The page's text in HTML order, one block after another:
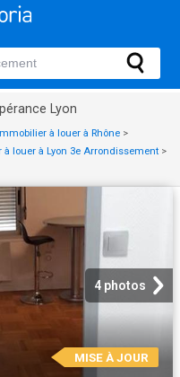
Lyon
à louer à Rhône >
à louer à Lyon 3e Arrondissement >
4 photos
MISE À JOUR